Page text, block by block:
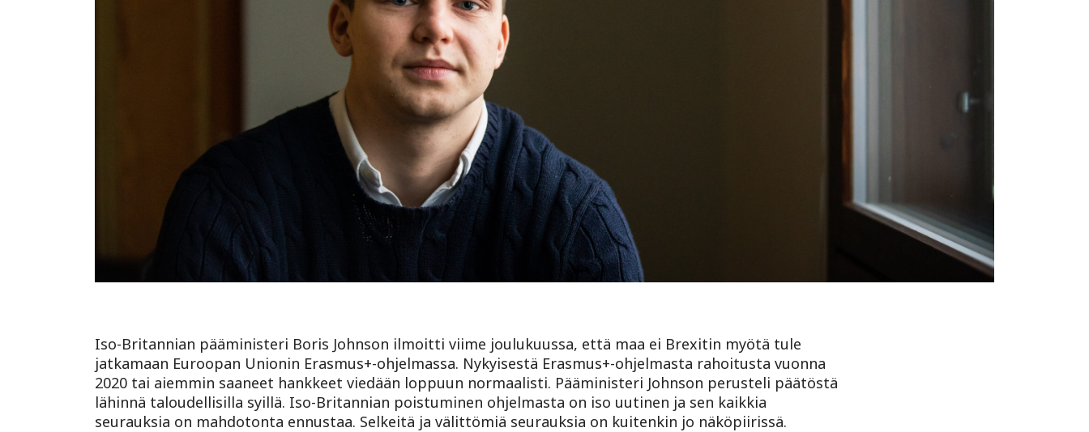
Iso-Britannian pääministeri Boris Johnson ilmoitti viime joulukuussa, että maa ei Brexitin myötä tule
jatkamaan Euroopan Unionin Erasmus+-ohjelmassa. Nykyisestä Erasmus+-ohjelmasta rahoitusta vuonna
2020 tai aiemmin saaneet hankkeet viedään loppuun normaalisti. Pääministeri Johnson perusteli päätöstä
lähinnä taloudellisilla syillä. Iso-Britannian poistuminen ohjelmasta on iso uutinen ja sen kaikkia
seurauksia on mahdotonta ennustaa. Selkeitä ja välittömiä seurauksia on kuitenkin jo näköpiirissä.